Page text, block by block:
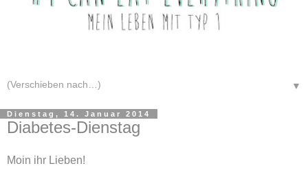
▼
Dienstag, 14. Januar 2014
Diabetes-Dienstag
Moin ihr Lieben!